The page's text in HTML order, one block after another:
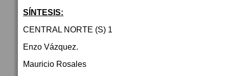
SÍNTESIS:
CENTRAL NORTE (S) 1
Enzo Vázquez.
Mauricio Rosales